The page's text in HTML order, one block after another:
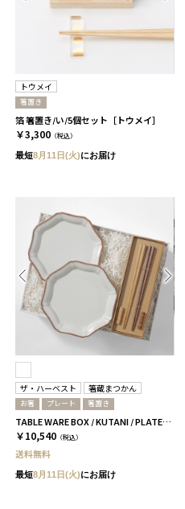
トウメイ
箸置き
箔 箸置き/い/5個セット［トウメイ］
￥3,300 （税込）
最短8月11日(火)にお届け
ザ・ハーベスト 箸蔵まつかん
お箸 プレート 箸置き
TABLE WARE BOX / KUTANI / PLATE19 2枚セット
￥10,540 （税込）
送料無料
最短8月11日(火)にお届け